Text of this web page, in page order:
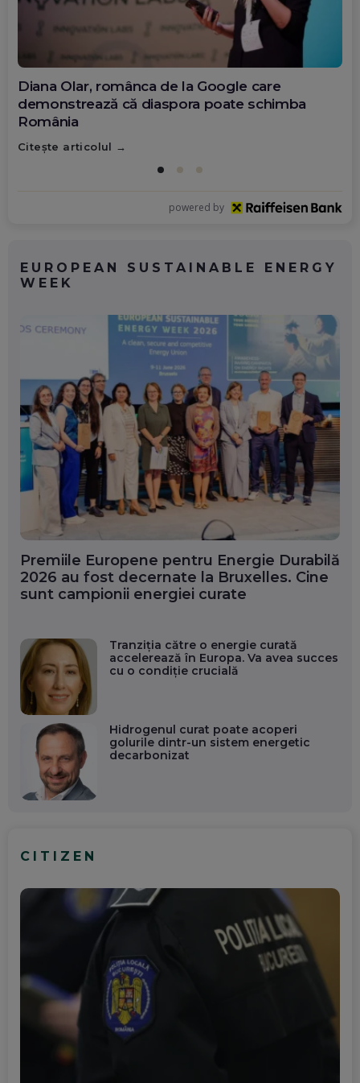
Diana Olar, românca de la Google care
demonstrează că diaspora poate schimba
România
Citește articolul
powered by
EUROPEAN SUSTAINABLE ENERGY
WEEK
Premiile Europene pentru Energie Durabilă
2026 au fost decernate la Bruxelles. Cine
sunt campionii energiei curate
Tranziția către o energie curată
accelerează în Europa. Va avea succes
cu o condiție crucială
Hidrogenul curat poate acoperi
golurile dintr-un sistem energetic
decarbonizat
CITIZEN